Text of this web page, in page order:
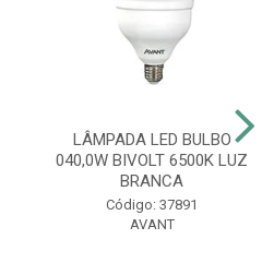
LÂMPADA LED BULBO
040,0W BIVOLT 6500K LUZ
BRANCA
Código: 37891
AVANT